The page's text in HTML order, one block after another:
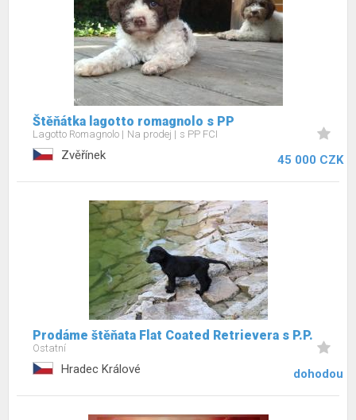
Štěňátka lagotto romagnolo s PP
Lagotto Romagnolo Na prodej s PP FCI
Zvěřínek 45 000 CZK
Prodáme štěňata Flat Coated Retrievera s P.P.
Ostatní
Hradec Králové dohodou